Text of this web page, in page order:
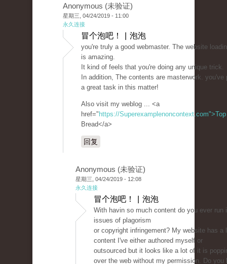
Anonymous (未验证)
星期三, 04/24/2019 - 11:00
永久连接
冒个泡吧！ | 泡泡
you're truly a good webmaster. The website
is amazing.
It kind of feels that you're doing any unique trick.
In addition, The contents are masterwork. you've
a great task in this matter!
Also visit my weblog ... <a
href=" https://Superexamplenoncontext.com">Top
Bread</a>
回复
Anonymous (未验证)
星期三, 04/24/2019 - 12:08
永久连接
冒个泡吧！ | 泡泡
With havin so much content do you ever run
issues of plagorism
or copyright infringement? My website has a
content I've either authored myself or
outsourced but it looks like a lot of it is
over the web without my permission. Do you